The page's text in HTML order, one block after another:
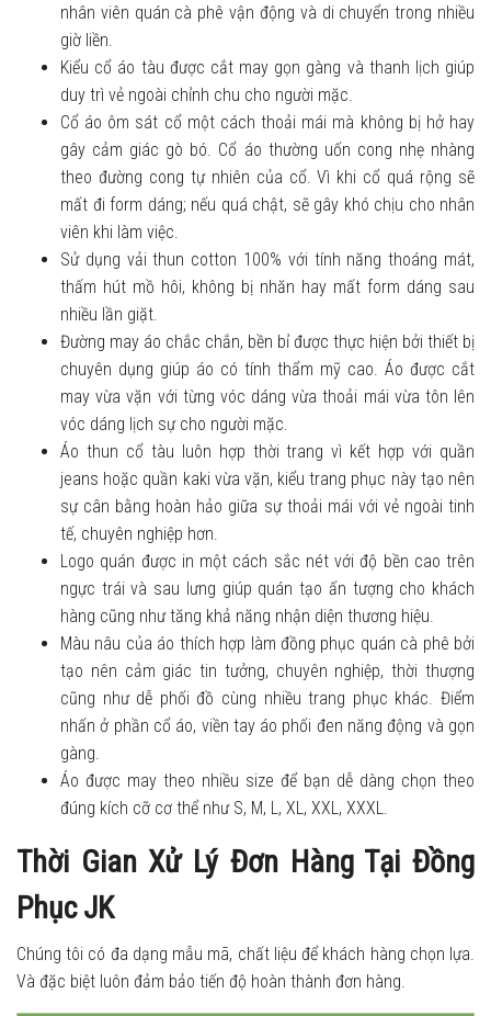
nhân viên quán cà phê vận động và di chuyển trong nhiều
giờ liền.
Kiểu cổ áo tàu được cắt may gọn gàng và thanh lịch giúp
duy trì vẻ ngoài chỉnh chu cho người mặc.
Cổ áo ôm sát cổ một cách thoải mái mà không bị hở hay
gây cảm giác gò bó. Cổ áo thường uốn cong nhẹ nhàng
theo đường cong tự nhiên của cổ. Vì khi cổ quá rộng sẽ
mất đi form dáng; nếu quá chật, sẽ gây khó chịu cho nhân
viên khi làm việc.
Sử dụng vải thun cotton 100% với tính năng thoáng mát,
thấm hút mồ hôi, không bị nhăn hay mất form dáng sau
nhiều lần giặt.
Đường may áo chắc chắn, bền bỉ được thực hiện bởi thiết bị
chuyên dụng giúp áo có tính thẩm mỹ cao. Áo được cắt
may vừa vặn với từng vóc dáng vừa thoải mái vừa tôn lên
vóc dáng lịch sự cho người mặc.
Áo thun cổ tàu luôn hợp thời trang vì kết hợp với quần
jeans hoặc quần kaki vừa vặn, kiểu trang phục này tạo nên
sự cân bằng hoàn hảo giữa sự thoải mái với vẻ ngoài tinh
tế, chuyên nghiệp hơn.
Logo quán được in một cách sắc nét với độ bền cao trên
ngực trái và sau lưng giúp quán tạo ấn tượng cho khách
hàng cũng như tăng khả năng nhận diện thương hiệu.
Màu nâu của áo thích hợp làm đồng phục quán cà phê bởi
tạo nên cảm giác tin tưởng, chuyên nghiệp, thời thượng
cũng như dễ phối đồ cùng nhiều trang phục khác. Điểm
nhấn ở phần cổ áo, viền tay áo phối đen năng động và gọn
gàng.
Áo được may theo nhiều size để bạn dễ dàng chọn theo
đúng kích cỡ cơ thể như S, M, L, XL, XXL, XXXL.
Thời Gian Xử Lý Đơn Hàng Tại Đồng
Phục JK
Chúng tôi có đa dạng mẫu mã, chất liệu để khách hàng chọn lựa.
Và đặc biệt luôn đảm bảo tiến độ hoàn thành đơn hàng.